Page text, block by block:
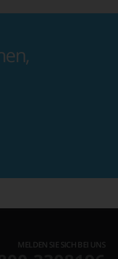
MELDEN SIE SICH BEI UNS